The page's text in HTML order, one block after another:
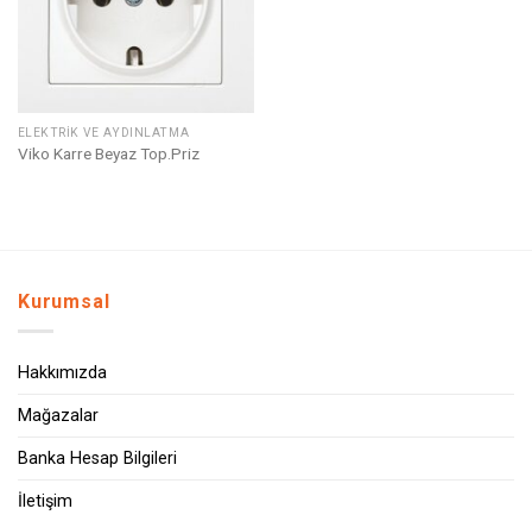
ELEKTRIK VE AYDINLATMA
Viko Karre Beyaz Top.Priz
Kurumsal
Hakkımızda
Mağazalar
Banka Hesap Bilgileri
İletişim